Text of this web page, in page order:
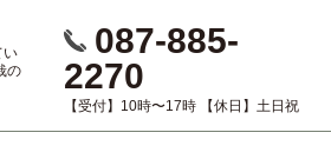
い
の
087-885-
2270
【受付】10時〜17時 【休日】土日祝